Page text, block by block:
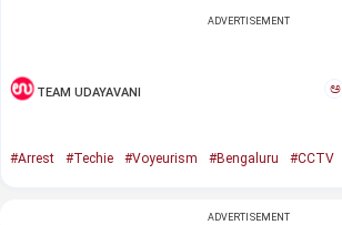
ADVERTISEMENT
TEAM UDAYAVANI ಅ
#Arrest #Techie #Voyeurism #Bengaluru #CCTV
ADVERTISEMENT